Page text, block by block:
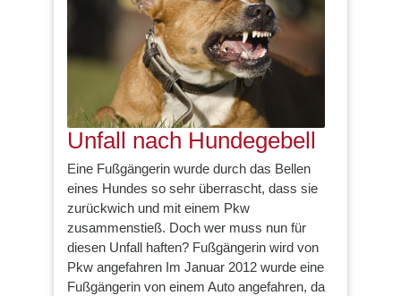
Unfall nach Hundegebell
Eine Fußgängerin wurde durch das Bellen
eines Hundes so sehr überrascht, dass sie
zurückwich und mit einem Pkw
zusammenstieß. Doch wer muss nun für
diesen Unfall haften? Fußgängerin wird von
Pkw angefahren Im Januar 2012 wurde eine
Fußgängerin von einem Auto angefahren, da